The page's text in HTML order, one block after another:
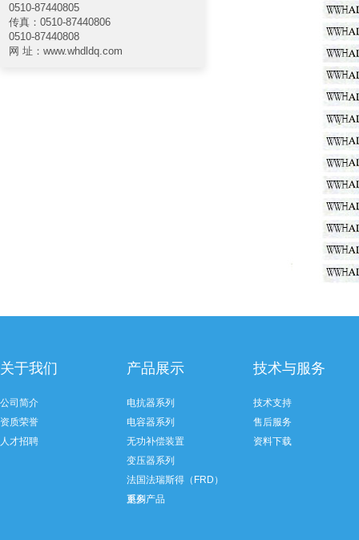
0510-87440805
传真：0510-87440806
0510-87440808
网 址：www.whdldq.com
关于我们
公司简介
资质荣誉
人才招聘
产品展示
电抗器系列
电容器系列
无功补偿装置
变压器系列
法国法瑞斯得（FRD）
系列
更多产品
技术与服务
技术支持
售后服务
资料下载